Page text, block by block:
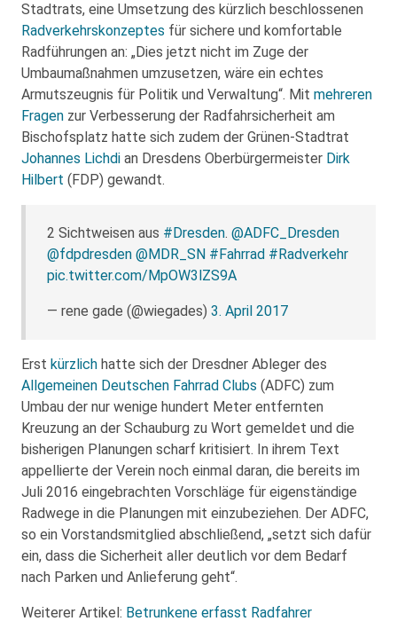
Stadtrats, eine Umsetzung des kürzlich beschlossenen
Radverkehrskonzeptes für sichere und komfortable
Radführungen an: „Dies jetzt nicht im Zuge der
Umbaumaßnahmen umzusetzen, wäre ein echtes
Armutszeugnis für Politik und Verwaltung“. Mit mehreren
Fragen zur Verbesserung der Radfahrsicherheit am
Bischofsplatz hatte sich zudem der Grünen-Stadtrat
Johannes Lichdi an Dresdens Oberbürgermeister Dirk
Hilbert (FDP) gewandt.
2 Sichtweisen aus #Dresden. @ADFC_Dresden
@fdpdresden @MDR_SN #Fahrrad #Radverkehr
pic.twitter.com/MpOW3lZS9A
— rene gade (@wiegades) 3. April 2017
Erst kürzlich hatte sich der Dresdner Ableger des
Allgemeinen Deutschen Fahrrad Clubs (ADFC) zum
Umbau der nur wenige hundert Meter entfernten
Kreuzung an der Schauburg zu Wort gemeldet und die
bisherigen Planungen scharf kritisiert. In ihrem Text
appellierte der Verein noch einmal daran, die bereits im
Juli 2016 eingebrachten Vorschläge für eigenständige
Radwege in die Planungen mit einzubeziehen. Der ADFC,
so ein Vorstandsmitglied abschließend, „setzt sich dafür
ein, dass die Sicherheit aller deutlich vor dem Bedarf
nach Parken und Anlieferung geht“.
Weiterer Artikel: Betrunkene erfasst Radfahrer